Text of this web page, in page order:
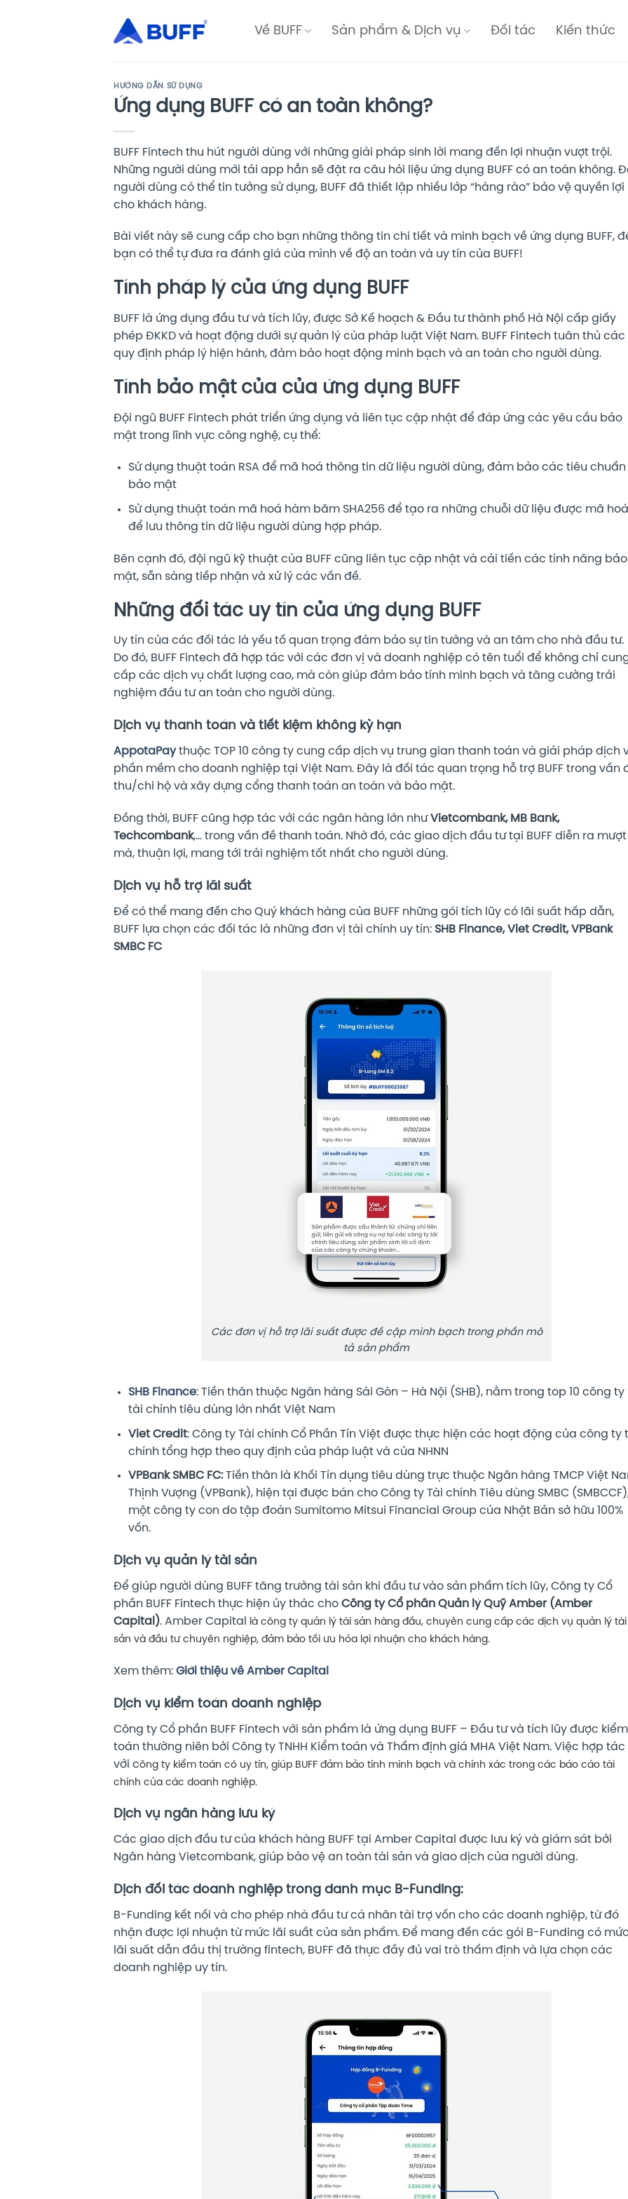
Về BUFF Sản phẩm & Dịch vụ Đối tác Kiến thức
HƯỚNG DẪN SỬ DỤNG
Ứng dụng BUFF có an toàn không?
BUFF Fintech thu hút người dùng với những giải pháp sinh lời mang đến lợi nhuận vượt trội.
Những người dùng mới tải app hẳn sẽ đặt ra câu hỏi liệu ứng dụng BUFF có an toàn không.
người dùng có thể tin tưởng sử dụng, BUFF đã thiết lập nhiều lớp “hàng rào” bảo vệ quyền lợi
cho khách hàng.
Bài viết này sẽ cung cấp cho bạn những thông tin chi tiết và minh bạch về ứng dụng BUFF,
bạn có thể tự đưa ra đánh giá của mình về độ an toàn và uy tín của BUFF!
Tính pháp lý của ứng dụng BUFF
BUFF là ứng dụng đầu tư và tích lũy, được Sở Kế hoạch & Đầu tư thành phố Hà Nội cấp giấy
phép ĐKKD và hoạt động dưới sự quản lý của pháp luật Việt Nam. BUFF Fintech tuân thủ các
quy định pháp lý hiện hành, đảm bảo hoạt động minh bạch và an toàn cho người dùng.
Tính bảo mật của của ứng dụng BUFF
Đội ngũ BUFF Fintech phát triển ứng dụng và liên tục cập nhật để đáp ứng các yêu cầu bảo
mật trong lĩnh vực công nghệ, cụ thể:
Sử dụng thuật toán RSA để mã hoá thông tin dữ liệu người dùng, đảm bảo các tiêu chuẩn
bảo mật
Sử dụng thuật toán mã hoá hàm băm SHA256 để tạo ra những chuỗi dữ liệu được mã hoá
để lưu thông tin dữ liệu người dùng hợp pháp.
Bên cạnh đó, đội ngũ kỹ thuật của BUFF cũng liên tục cập nhật và cải tiến các tính năng bảo
mật, sẵn sàng tiếp nhận và xử lý các vấn đề.
Những đối tác uy tín của ứng dụng BUFF
Uy tín của các đối tác là yếu tố quan trọng đảm bảo sự tin tưởng và an tâm cho nhà đầu tư.
Do đó, BUFF Fintech đã hợp tác với các đơn vị và doanh nghiệp có tên tuổi để không chỉ
cấp các dịch vụ chất lượng cao, mà còn giúp đảm bảo tính minh bạch và tăng cường trải
nghiệm đầu tư an toàn cho người dùng.
Dịch vụ thanh toán và tiết kiệm không kỳ hạn
AppotaPaythuộc TOP 10 công ty cung cấp dịch vụ trung gian thanh toán và giải pháp dịch
phần mềm cho doanh nghiệp tại Việt Nam. Đây là đối tác quan trọng hỗ trợ BUFF trong vấn
thu/chi hộ và xây dựng cổng thanh toán an toàn và bảo mật.
Đồng thời, BUFF cũng hợp tác với các ngân hàng lớn nhưVietcombank, MB Bank,
Techcombank,… trong vấn đề thanh toán. Nhờ đó, các giao dịch đầu tư tại BUFF diễn ra mượt
mà, thuận lợi, mang tới trải nghiệm tốt nhất cho người dùng.
Dịch vụ hỗ trợ lãi suất
Để có thể mang đến cho Quý khách hàng của BUFF những gói tích lũy có lãi suất hấp dẫn,
BUFF lựa chọn các đối tác là những đơn vị tài chính uy tín: SHB Finance, Viet Credit, VPBank
SMBC FC
Các đơn vị hỗ trợ lãi suất được đề cập minh bạch trong phần mô
tả sản phẩm
SHB Finance: Tiền thân thuộc Ngân hàng Sài Gòn – Hà Nội (SHB), nằm trong top 10 công ty
tài chính tiêu dùng lớn nhất Việt Nam
Viet Credit: Công ty Tài chính Cổ Phần Tín Việt được thực hiện các hoạt động của công ty
chính tổng hợp theo quy định của pháp luật và của NHNN
VPBank SMBC FC:Tiền thân là Khối Tín dụng tiêu dùng trực thuộc Ngân hàng TMCP Việt
Thịnh Vượng (VPBank), hiện tại được bán cho Công ty Tài chính Tiêu dùng SMBC
một công ty con do tập đoàn Sumitomo Mitsui Financial Group của Nhật Bản sở hữu 100%
vốn.
Dịch vụ quản lý tài sản
Để giúp người dùng BUFF tăng trưởng tài sản khi đầu tư vào sản phẩm tích lũy, Công ty Cổ
phần BUFF Fintech thực hiện ủy thác cho Công ty Cổ phần Quản lý Quỹ Amber (Amber
Capital). Amber Capital
là công ty quản lý tài sản hàng đầu, chuyên cung cấp các dịch vụ quản lý tài
sản và đầu tư chuyên nghiệp, đảm bảo tối ưu hóa lợi nhuận cho khách hàng.
Xem thêm: Giới thiệu về Amber Capital
Dịch vụ kiểm toán doanh nghiệp
Công ty Cổ phần BUFF Fintech với sản phẩm là ứng dụng BUFF – Đầu tư và tích lũy được kiểm
toán thường niên bởi Công ty TNHH Kiểm toán và Thẩm định giá MHA Việt Nam. Việc hợp tác
với công ty kiểm toán có uy tín, giúp BUFF đảm bảo tính minh bạch và chính xác trong các báo cáo tài
chính của các doanh nghiệp.
Dịch vụ ngân hàng lưu ký
Các giao dịch đầu tư của khách hàng BUFF tại Amber Capital được lưu ký và giám sát bởi
Ngân hàng Vietcombank, giúp bảo vệ an toàn tài sản và giao dịch của người dùng.
Dịch đối tác doanh nghiệp trong danh mục B-Funding:
B-Funding kết nối và cho phép nhà đầu tư cá nhân tài trợ vốn cho các doanh nghiệp, từ đó
nhận được lợi nhuận từ mức lãi suất của sản phẩm. Để mang đến các gói B-Funding có mức
lãi suất dẫn đầu thị trường fintech, BUFF đã thực đầy đủ vai trò thẩm định và lựa chọn các
doanh nghiệp uy tín.